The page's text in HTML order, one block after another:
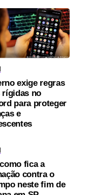
exige regras
rígidas no
para proteger
e
fica a
contra o
neste fim de